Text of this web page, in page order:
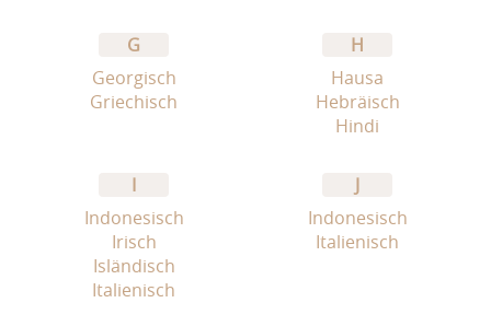
G
Georgisch
Griechisch
H
Hausa
Hebräisch
Hindi
I
Indonesisch
Irisch
Isländisch
Italienisch
J
Indonesisch
Italienisch